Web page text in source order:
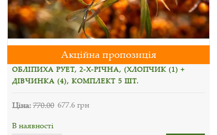
Акційна пропозиція
ОБЛІПИХА РУЕТ, 2-Х-РІЧНА, (ХЛОПЧИК (1) +
ДІВЧИНКА (4), КОМПЛЕКТ 5 ШТ.
Ціна:770.00 677.6 грн
В наявності